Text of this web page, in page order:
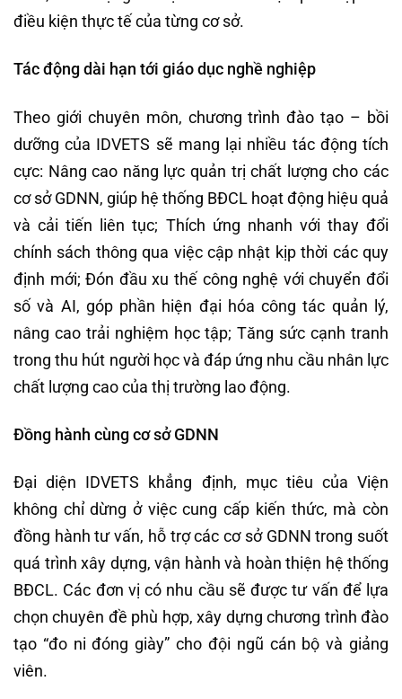
điều kiện thực tế của từng cơ sở.
Tác động dài hạn tới giáo dục nghề nghiệp
Theo giới chuyên môn, chương trình đào tạo – bồi
dưỡng của IDVETS sẽ mang lại nhiều tác động tích
cực: Nâng cao năng lực quản trị chất lượng cho các
cơ sở GDNN, giúp hệ thống BĐCL hoạt động hiệu quả
và cải tiến liên tục; Thích ứng nhanh với thay đổi
chính sách thông qua việc cập nhật kịp thời các quy
định mới; Đón đầu xu thế công nghệ với chuyển đổi
số và AI, góp phần hiện đại hóa công tác quản lý,
nâng cao trải nghiệm học tập; Tăng sức cạnh tranh
trong thu hút người học và đáp ứng nhu cầu nhân lực
chất lượng cao của thị trường lao động.
Đồng hành cùng cơ sở GDNN
Đại diện IDVETS khẳng định, mục tiêu của Viện
không chỉ dừng ở việc cung cấp kiến thức, mà còn
đồng hành tư vấn, hỗ trợ các cơ sở GDNN trong suốt
quá trình xây dựng, vận hành và hoàn thiện hệ thống
BĐCL. Các đơn vị có nhu cầu sẽ được tư vấn để lựa
chọn chuyên đề phù hợp, xây dựng chương trình đào
tạo “đo ni đóng giày” cho đội ngũ cán bộ và giảng
viên.